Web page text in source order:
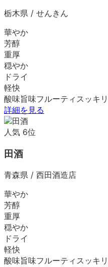
栃木県 / せんきん
華やか
芳醇
重厚
穏やか
ドライ
軽快
酸味旨味フルーティ スッキリ
詳細を見る
人気 6位
田酒
青森県 / 西田酒造店
華やか
芳醇
重厚
穏やか
ドライ
軽快
酸味旨味フルーティ スッキリ